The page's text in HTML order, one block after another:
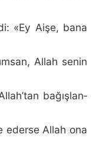
«Ey Aişe, bana
Allah senin
bağışlan­
ederse Allah ona